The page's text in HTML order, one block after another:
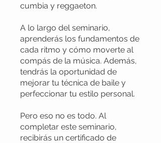
cumbia y reggaeton.
A lo largo del seminario,
aprenderás los fundamentos de
cada ritmo y cómo moverte al
compás de la música. Además,
tendrás la oportunidad de
mejorar tu técnica de baile y
perfeccionar tu estilo personal.
Pero eso no es todo. Al
completar este seminario,
recibirás un certificado de